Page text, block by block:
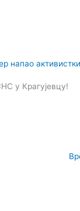
у Крагујевцу!